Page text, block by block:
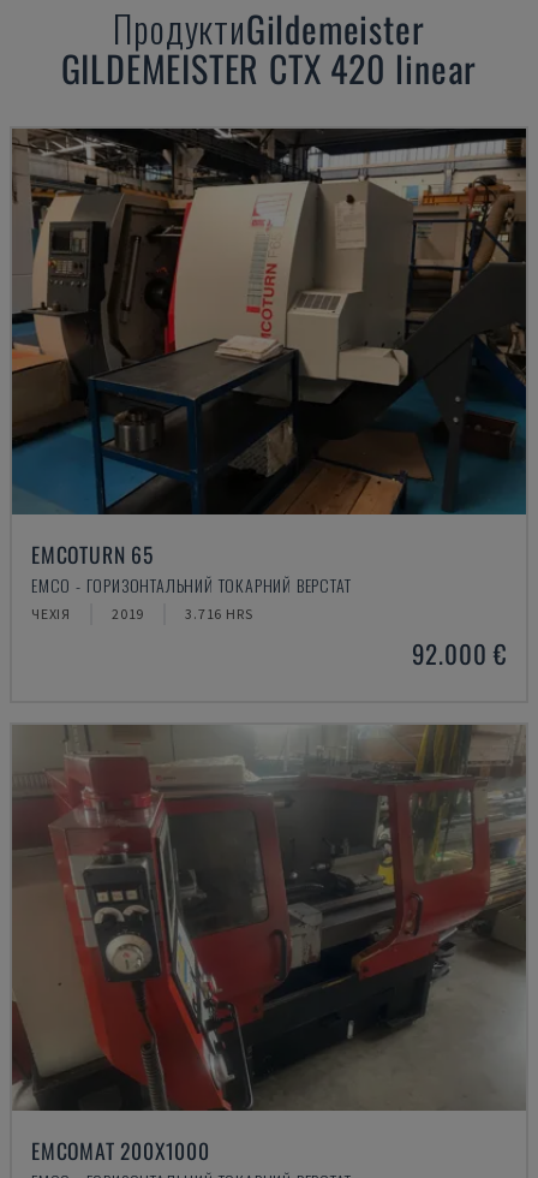
ПродуктиGildemeister
GILDEMEISTER CTX 420 linear
EMCOTURN 65
EMCO - ГОРИЗОНТАЛЬНИЙ ТОКАРНИЙ ВЕРСТАТ
ЧЕХІЯ 2019 3.716 HRS
92.000 €
EMCOMAT 200X1000